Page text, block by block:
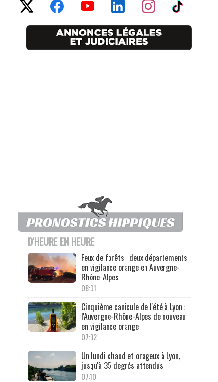
D'HEURE EN HEURE
Feux de forêts : deux départements
en vigilance orange en Auvergne-
Rhône-Alpes
08:01
Cinquième canicule de l'été à Lyon :
l'Auvergne-Rhône-Alpes de nouveau
en vigilance orange
07:32
Un lundi chaud et orageux à Lyon,
jusqu'à 35 degrés attendus
07:10